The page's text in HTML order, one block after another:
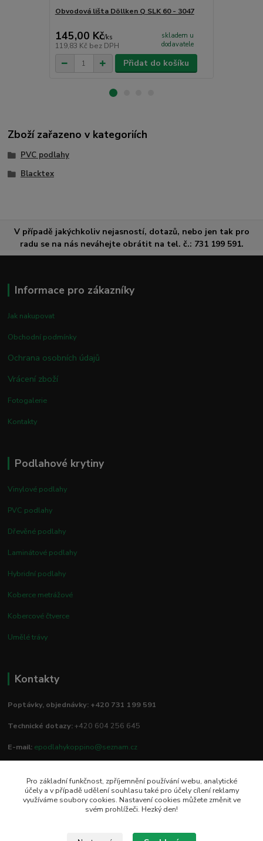
Obvodová lišta Döllken Q SLK 60 - 3047
145,00 Kč/ks
119,83 Kč bez DPH
skladem u
dodavatele
Přidat do košíku
Zboží zařazeno v kategoriích
PVC podlahy
Blacktex
V případě jakýchkoliv nejasností, dotazů, nebo jen tak pro
radu se na nás neváhejte obrátit na tel. č.: 731 199 591.
Informace pro zákazníky
Jak nakupovat
Obchodní podmínky
Ochrana osobních údajů
Vrácení zboží
Fotogalerie
Kontakty
Podlahové krytiny
Vinylové podlahy
PVC podlahy
Dřevěné podlahy
Laminátové podlahy
Hybridní podlahy
Koberce metrážové
Kobercové čtverce
Umělé trávy
Kontakty
Poptávky, objednávky: +420 731 199 591
Technické dotazy:+420 604 256 645
E-mail: epodlahykoppino@seznam.cz
Prodejna/vzorkovna:
Studio Podlah
Mírové náměstí 16/15
Pro základní funkčnost, zpříjemnění používání webu, analytické
účely a v případě udělení souhlasu také pro účely cílení reklamy
využíváme soubory cookies. Nastavení cookies můžete změnit ve
svém prohlížeči. Hezký den!